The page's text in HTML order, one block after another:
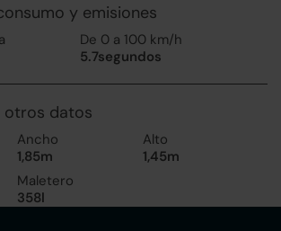
y emisiones
De 0 a 100 km/h
5.7segundos
otros datos
Ancho
1,85m
Alto
1,45m
Maletero
358l